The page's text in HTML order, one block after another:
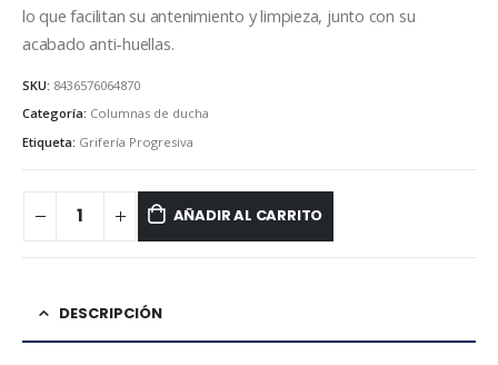
lo que facilitan su antenimiento y limpieza, junto con su
acabado anti-huellas.
SKU: 8436576064870
Categoría: Columnas de ducha
Etiqueta: Grifería Progresiva
AÑADIR AL CARRITO
DESCRIPCIÓN